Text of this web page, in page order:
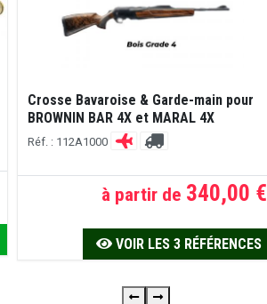
Crosse Bavaroise & Garde-main pour
BROWNIN BAR 4X et MARAL 4X
Réf. : 112A1000
à partir de 340,00 €
VOIR LES 3 RÉFÉRENCES